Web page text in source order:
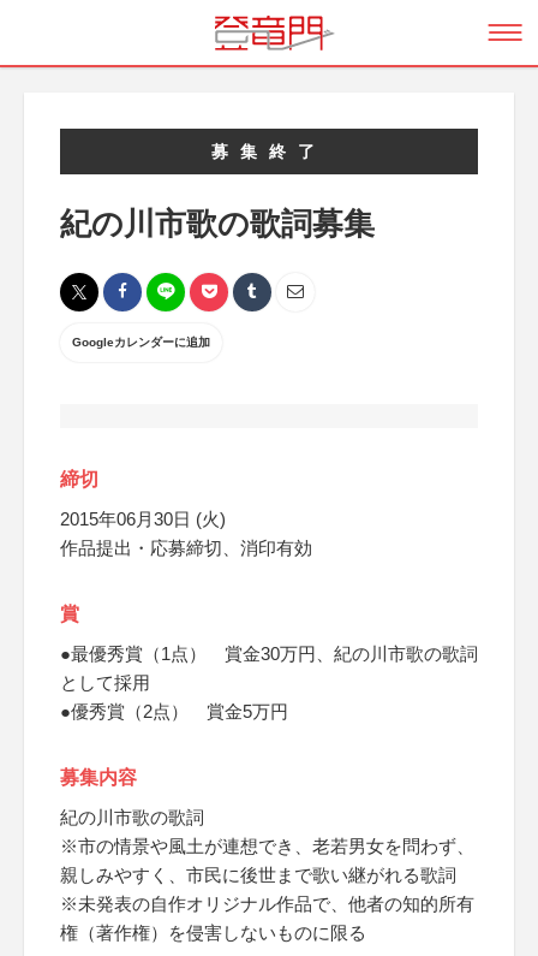
募集終了
紀の川市歌の歌詞募集
Googleカレンダーに追加
締切
2015年06月30日 (火)
作品提出・応募締切、消印有効
賞
●最優秀賞（1点） 賞金30万円、紀の川市歌の歌詞
として採用
●優秀賞（2点） 賞金5万円
募集内容
紀の川市歌の歌詞
※市の情景や風土が連想でき、老若男女を問わず、
親しみやすく、市民に後世まで歌い継がれる歌詞
※未発表の自作オリジナル作品で、他者の知的所有
権（著作権）を侵害しないものに限る